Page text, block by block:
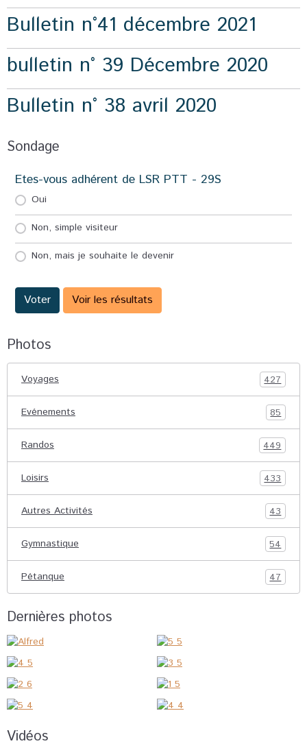
Bulletin n°41 décembre 2021
bulletin n° 39 Décembre 2020
Bulletin n° 38 avril 2020
Sondage
Etes-vous adhérent de LSR PTT - 29S
Oui
Non, simple visiteur
Non, mais je souhaite le devenir
Voter Voir les résultats
Photos
Voyages 427
Evénements 85
Randos 449
Loisirs 433
Autres Activités 43
Gymnastique 54
Pétanque 47
Dernières photos
Vidéos